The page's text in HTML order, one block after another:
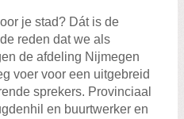
je stad? Dát is de
reden dat we als
de afdeling Nijmegen
voer voor een uitgebreid
sprekers. Provinciaal
en buurtwerker en